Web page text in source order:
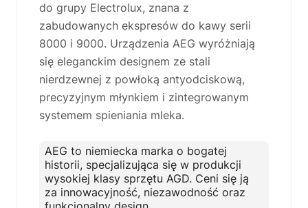
do grupy Electrolux, znana z
zabudowanych ekspresów do kawy serii
8000 i 9000. Urządzenia AEG wyróżniają
się eleganckim designem ze stali
nierdzewnej z powłoką antyodciskową,
precyzyjnym młynkiem i zintegrowanym
systemem spieniania mleka.
AEG to niemiecka marka o bogatej
historii, specjalizująca się w produkcji
wysokiej klasy sprzętu AGD. Ceni się ją
za innowacyjność, niezawodność oraz
💰 Ile kosztuje naprawa? ☕
🛠 Szukam części 📖Instrukcja obsługi
🛒 Jak kupić w sklepie?
🗹Reklamacja naprawy 📦Reklamacja towaru